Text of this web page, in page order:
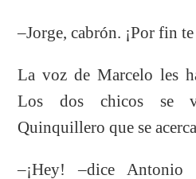
–Jorge, cabrón. ¡Por fin
La voz de Marcelo les
Los dos chicos se
Quinquillero que se
–¡Hey! –dice Antonio